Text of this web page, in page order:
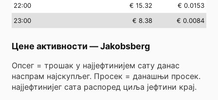
22:00 € 15.32
€ 0.0153
23:00 € 8.38 € 0.0084
Цене активности —Jakobsberg
Опсег = трошак у најјефтинијем сату данас
наспрам најскупљег. Просек = данашњи просек.
најјефтинијег сата распоред циља јефтини крај.